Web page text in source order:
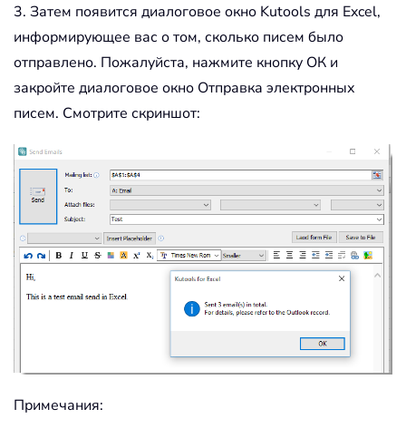
3. Затем появится диалоговое окно Kutools для Excel,
информирующее вас о том, сколько писем было
отправлено. Пожалуйста, нажмите кнопку ОК и
закройте диалоговое окно Отправка электронных
писем. Смотрите скриншот:
Примечания: